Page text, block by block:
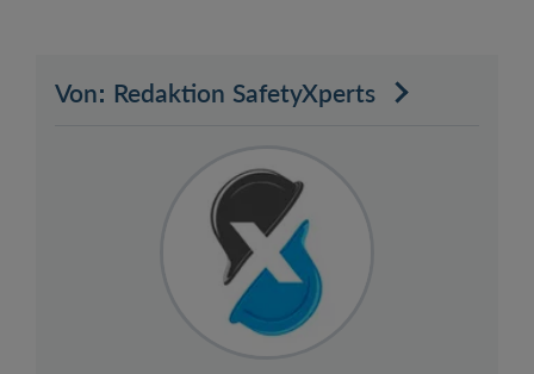
Von: Redaktion SafetyXperts